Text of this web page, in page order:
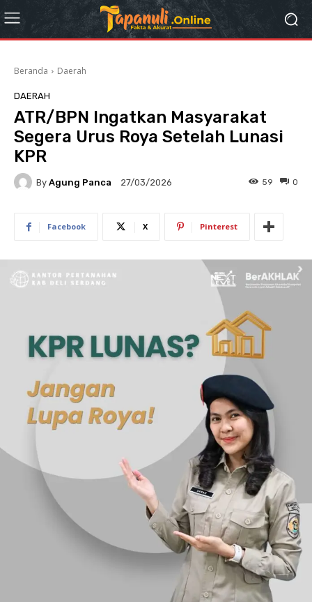
Beranda Daerah
DAERAH
ATR/BPN Ingatkan Masyarakat
Segera Urus Roya Setelah Lunasi
KPR
By Agung Panca 27/03/2026 0
59
Facebook X Pinterest